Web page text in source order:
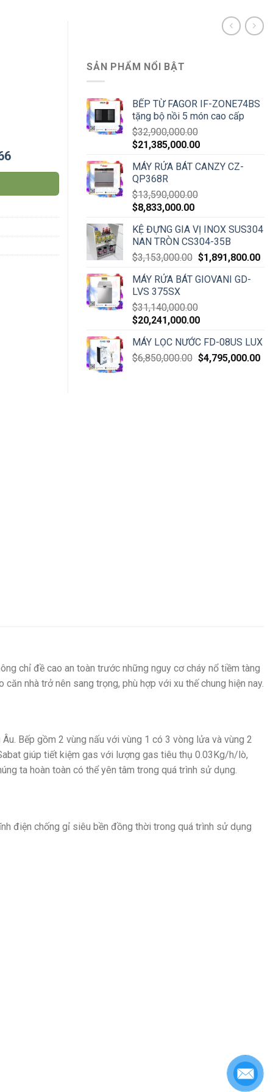
SẢN PHẨM NỔI BẬT
BẾP TỪ FAGOR IF-ZONE74BS
tặng bộ nồi 5 món cao cấp
$32,900,000.00
$21,385,000.00
MÁY RỬA BÁT CANZY CZ-
QP368R
$13,590,000.00
$8,833,000.00
KỆ ĐỰNG GIA VỊ INOX SUS304
NAN TRÒN CS304-35B
$3,153,000.00 $1,891,800.00
MÁY RỬA BÁT GIOVANI GD-
LVS 375SX
$31,140,000.00
$20,241,000.00
MÁY LỌC NƯỚC FD-08US LUX
$6,850,000.00 $4,795,000.00
chỉ đề cao an toàn trước những nguy cơ cháy nổ tiềm tàng
nhà trở nên sang trọng, phù hợp với xu thế chung hiện nay.
Bếp gồm 2 vùng nấu với vùng 1 có 3 vòng lửa và vùng 2
giúp tiết kiệm gas với lượng gas tiêu thụ 0.03Kg/h/lò,
ta hoàn toàn có thể yên tâm trong quá trình sử dụng.
điện chống gỉ siêu bền đồng thời trong quá trình sử dụng